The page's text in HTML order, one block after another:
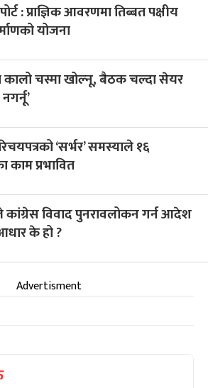
: प्राज्ञिक आवरणमा तिब्बत पक्षीय
योजना
कालो चस्मा खोल्नू, बैठक चल्दा सेयर
‘सर्भर’ समस्याले १६
काम प्रभावित
कांग्रेस विवाद पुनरावलोकन गर्न आदेश
के हो ?
Advertisment